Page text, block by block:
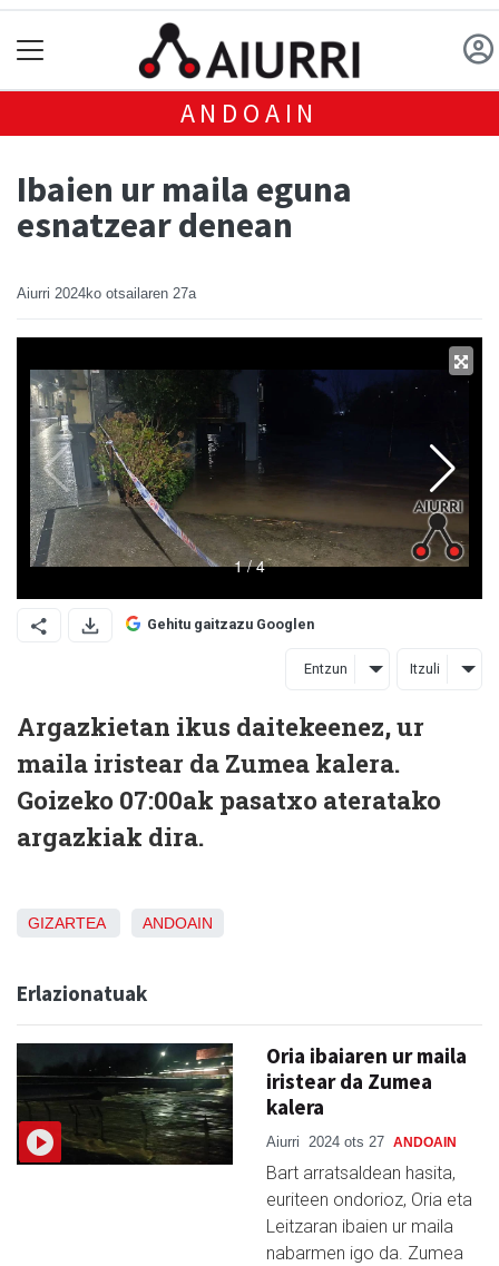
ANDOAIN
Ibaien ur maila eguna
esnatzear denean
Aiurri 2024ko otsailaren 27a
Gehitu gaitzazu Googlen
Entzun Itzuli
Argazkietan ikus daitekeenez, ur
maila iristear da Zumea kalera.
Goizeko 07:00ak pasatxo ateratako
argazkiak dira.
GIZARTEA ANDOAIN
Erlazionatuak
Oria ibaiaren ur maila
iristear da Zumea
kalera
Aiurri 2024 ots 27 ANDOAIN
Bart arratsaldean hasita,
euriteen ondorioz, Oria eta
Leitzaran ibaien ur maila
nabarmen igo da. Zumea